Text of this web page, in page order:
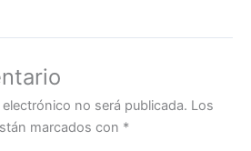
no será publicada. Los
marcados con *